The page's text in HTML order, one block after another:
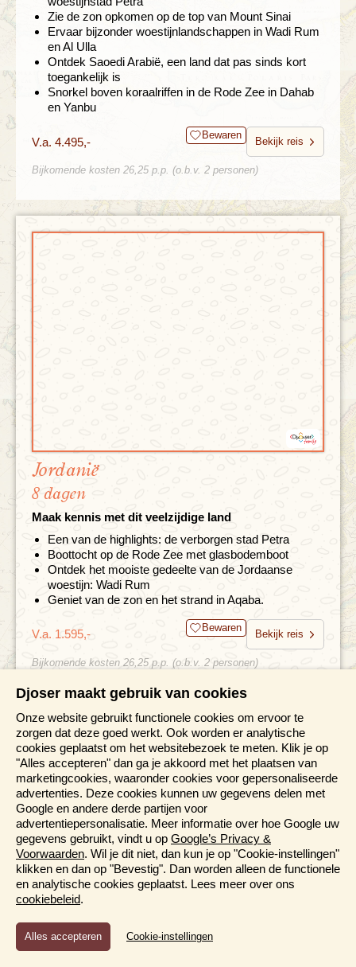
Zie de zon opkomen op de top van Mount Sinai
Ervaar bijzonder woestijnlandschappen in Wadi Rum
en Al Ulla
Ontdek Saoedi Arabië, een land dat pas sinds kort
toegankelijk is
Snorkel boven koraalriffen in de Rode Zee in Dahab
en Yanbu
V.a. 4.495,- Bewaren
Bekijk reis
Bijkomende kosten 26,25 p.p. (o.b.v. 2 personen)
Jordanië
8 dagen
Maak kennis met dit veelzijdige land
Een van de highlights: de verborgen stad Petra
Boottocht op de Rode Zee met glasbodemboot
Ontdek het mooiste gedeelte van de Jordaanse
woestijn: Wadi Rum
Geniet van de zon en het strand in Aqaba.
V.a. 1.595,- Bewaren
Bekijk reis
Bijkomende kosten 26,25 p.p. (o.b.v. 2 personen)
Djoser maakt gebruik van cookies
Onze website gebruikt functionele cookies om ervoor te
zorgen dat deze goed werkt. Ook worden er analytische
cookies geplaatst om het websitebezoek te meten. Klik je op
"Alles accepteren" dan ga je akkoord met het plaatsen van
marketingcookies, waaronder cookies voor gepersonaliseerde
advertenties. Deze cookies kunnen uw gegevens delen met
Google en andere derde partijen voor
advertentiepersonalisatie. Meer informatie over hoe Google uw
gegevens gebruikt, vindt u op Google’s Privacy &
Voorwaarden. Wil je dit niet, dan kun je op "Cookie-instellingen"
klikken en dan op "Bevestig". Dan worden alleen de functionele
en analytische cookies geplaatst. Lees meer over ons
cookiebeleid.
Functioneel en Analytisch
Cookies die er voor zorgen dat de website naar behoren
Cookie-instellingen